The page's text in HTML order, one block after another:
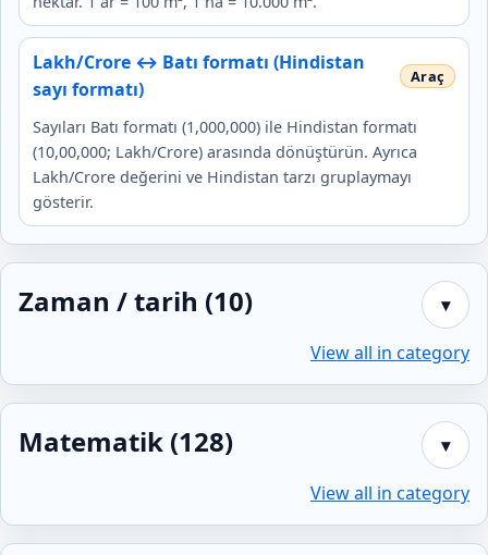
Lakh/Crore ↔ Batı formatı (Hindistan
sayı formatı)
Sayıları Batı formatı (1,000,000) ile Hindistan formatı
(10,00,000; Lakh/Crore) arasında dönüştürün. Ayrıca
Lakh/Crore değerini ve Hindistan tarzı gruplaymayı
gösterir.
Zaman / tarih (10)
▾
View all in category
Matematik (128)
▾
View all in category